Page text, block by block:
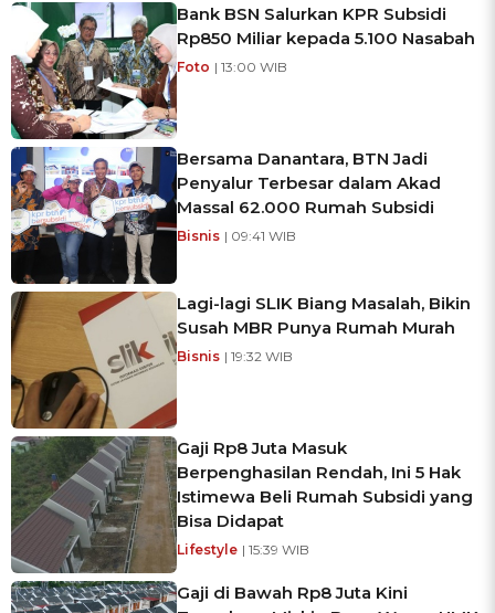
Bank BSN Salurkan KPR Subsidi
Rp850 Miliar kepada 5.100 Nasabah
Foto | 13:00 WIB
Bersama Danantara, BTN Jadi
Penyalur Terbesar dalam Akad
Massal 62.000 Rumah Subsidi
Bisnis | 09:41 WIB
Lagi-lagi SLIK Biang Masalah, Bikin
Susah MBR Punya Rumah Murah
Bisnis | 19:32 WIB
Gaji Rp8 Juta Masuk
Berpenghasilan Rendah, Ini 5 Hak
Istimewa Beli Rumah Subsidi yang
Bisa Didapat
Lifestyle | 15:39 WIB
Gaji di Bawah Rp8 Juta Kini